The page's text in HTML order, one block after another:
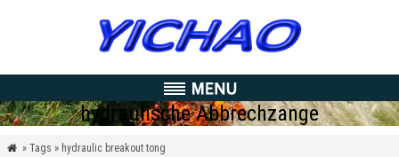
hydraulische Abbrechzange
 » Tags » hydraulic breakout tong